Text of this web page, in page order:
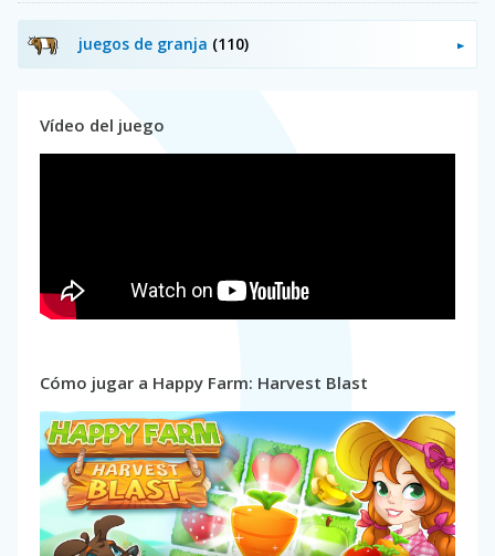
juegos de granja (110)
Vídeo del juego
Cómo jugar a Happy Farm: Harvest Blast